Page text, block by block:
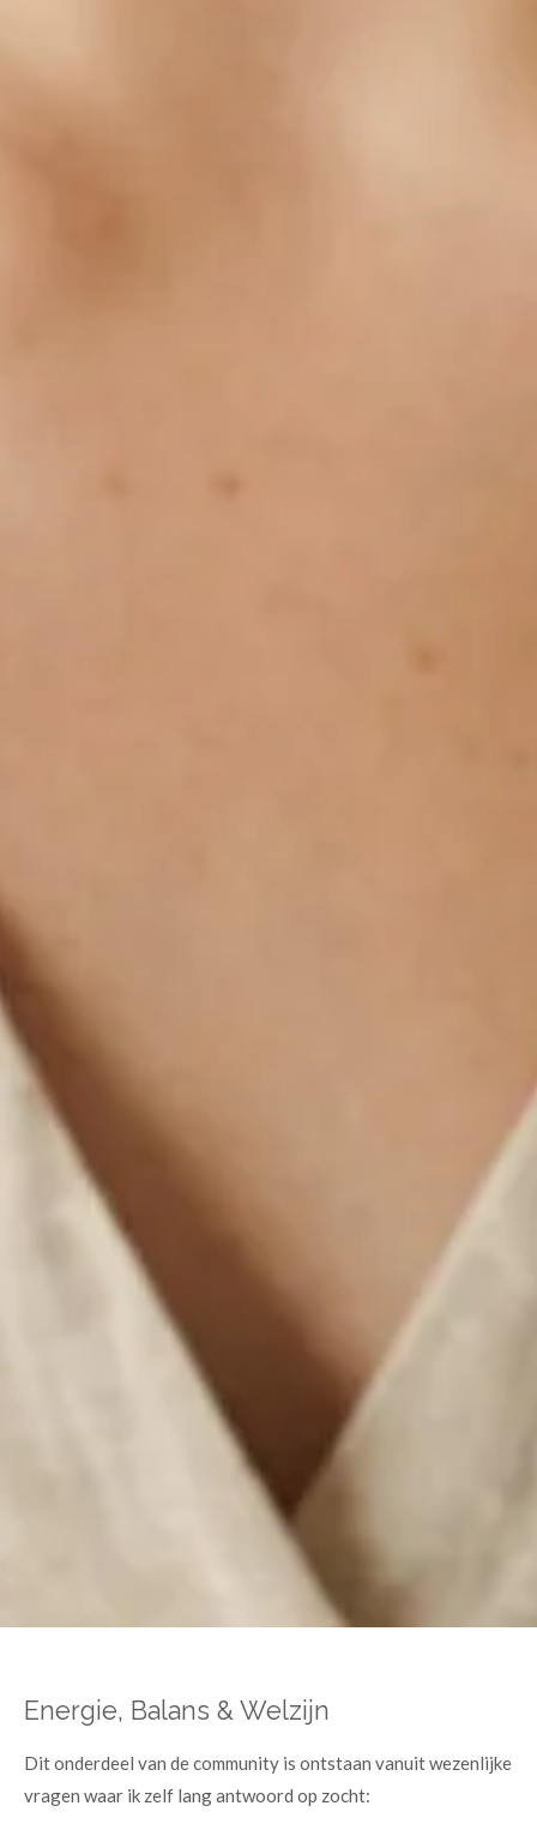
Energie, Balans & Welzijn
Dit onderdeel van de community is ontstaan vanuit wezenlijke
vragen waar ik zelf lang antwoord op zocht: